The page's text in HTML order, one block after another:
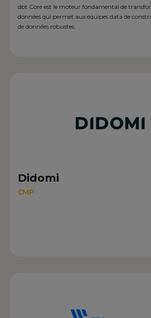
dbt Core est le moteur fondamental de
données qui permet aux équipes data de
de données robustes.
Didomi
CMP